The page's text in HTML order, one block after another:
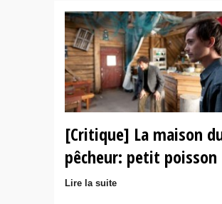
[Critique] La maison
pêcheur: petit poisson
Lire la suite